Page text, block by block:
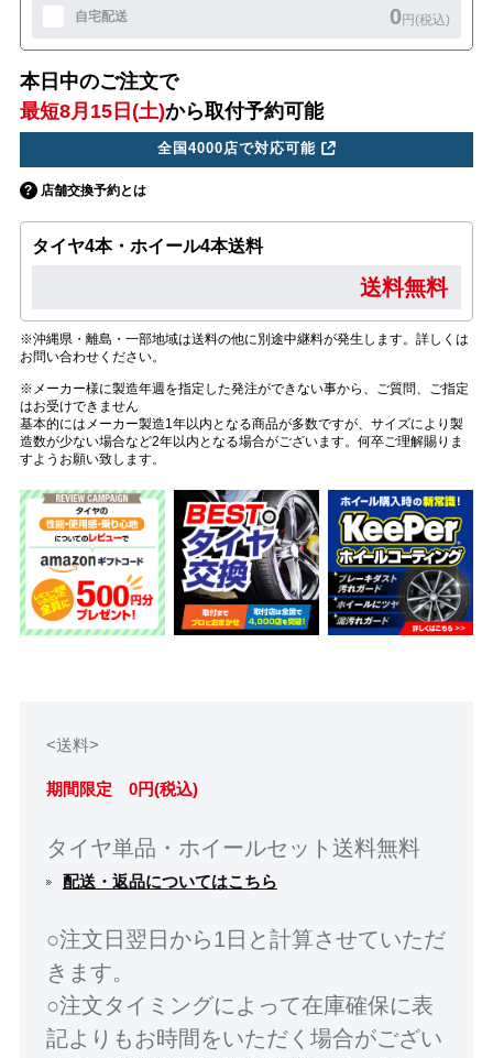
自宅配送 0円(税込)
本日中のご注文で
最短8月15日(土)から取付予約可能
全国4000店で対応可能
店舗交換予約とは
タイヤ4本・ホイール4本送料
送料無料
※沖縄県・離島・一部地域は送料の他に別途中継料が発生します。詳しくは
お問い合わせください。
※メーカー様に製造年週を指定した発注ができない事から、ご質問、ご指定
はお受けできません
基本的にはメーカー製造1年以内となる商品が多数ですが、サイズにより製
造数が少ない場合など2年以内となる場合がございます。何卒ご理解賜りま
すようお願い致します。
<送料>
期間限定 0円(税込)
タイヤ単品・ホイールセット送料無料
配送・返品についてはこちら
○注文日翌日から1日と計算させていただ
きます。
○注文タイミングによって在庫確保に表
記よりもお時間をいただく場合がござい